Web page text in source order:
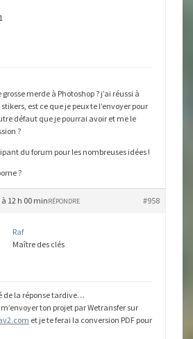
merde à Photoshop ? j’ai réussi à
est ce que je peux te l’envoyer pour
défaut que je pourrai avoir et me le
?
du forum pour les nombreuses idées !
?
12 h 00 min #958
RÉPONDRE
Raf
Maître des clés
de la réponse tardive…
ton projet par Wetransfer sur
et je te ferai la conversion PDF pour